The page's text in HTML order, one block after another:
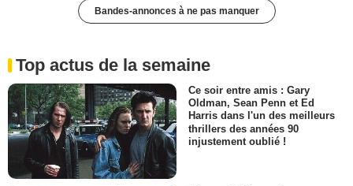
Bandes-annonces à ne pas manquer
Top actus de la semaine
Ce soir entre amis : Gary
Oldman, Sean Penn et Ed
Harris dans l'un des meilleurs
thrillers des années 90
injustement oublié !